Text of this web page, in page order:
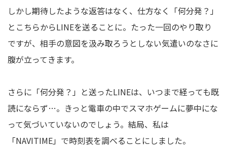
しかし期待したような返答はなく、仕方なく「何分発？」
とこちらからLINEを送ることに。たった一回のやり取り
ですが、相手の意図を汲み取ろうとしない気遣いのなさに
腹が立ってきます。
さらに「何分発？」と送ったLINEは、いつまで経っても既
読にならず…。きっと電車の中でスマホゲームに夢中にな
って気づいていないのでしょう。結局、私は
「NAVITIME」で時刻表を調べることにしました。